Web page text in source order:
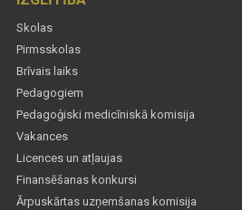
Skolas
Pirmsskolas
Brīvais laiks
Pedagogiem
Pedagoģiski medicīniskā komisija
Vakances
Licences un atļaujas
Finansēšanas konkursi
Ārpuskārtas uzņemšanas komisija